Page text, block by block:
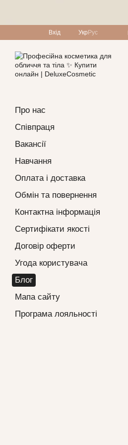
Вхід Укр Рус
Про нас
Співпраця
Вакансії
Навчання
Оплата і доставка
Обмін та повернення
Контактна інформація
Сертифікати якості
Договір оферти
Угода користувача
Блог
Мапа сайту
Програма лояльності